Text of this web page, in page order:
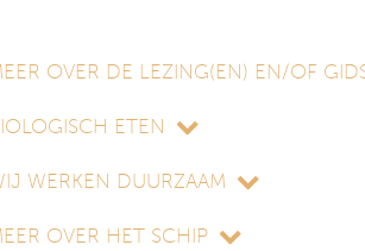
OVER DE LEZING(EN) EN/OF
ETEN
WERKEN DUURZAAM
OVER HET SCHIP